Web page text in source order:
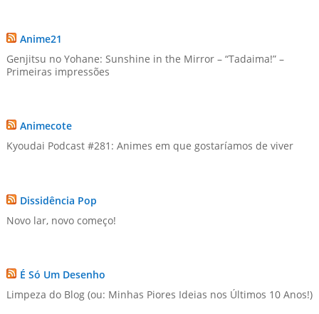
Anime21
Genjitsu no Yohane: Sunshine in the Mirror – “Tadaima!” –
Primeiras impressões
Animecote
Kyoudai Podcast #281: Animes em que gostaríamos de viver
Dissidência Pop
Novo lar, novo começo!
É Só Um Desenho
Limpeza do Blog (ou: Minhas Piores Ideias nos Últimos 10 Anos!)